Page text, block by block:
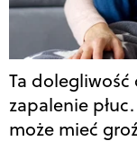
Ta
zapalenie
może mieć